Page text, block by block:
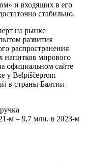
и входящих в его
стабильно.
на рынке
развития
распространения
напитков мирового
официальном сайте
у Belpiščeprom
в страны Балтии
м – 9,7 млн, в 2023-м